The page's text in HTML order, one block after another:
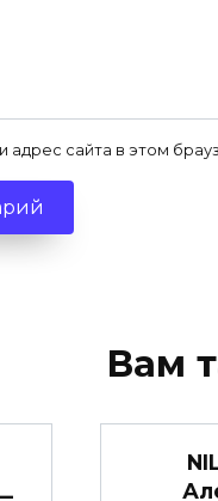
адрес сайта в этом
Вам